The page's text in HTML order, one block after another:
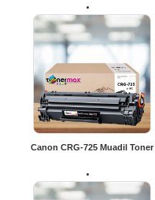
Canon CRG-725 Muadil Toner